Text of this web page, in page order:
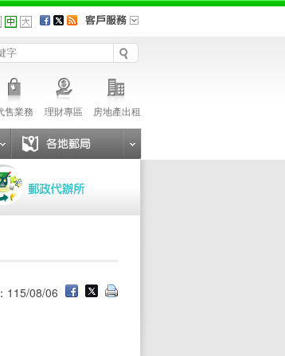
售業務 理財專區 房地產出租
115/08/06